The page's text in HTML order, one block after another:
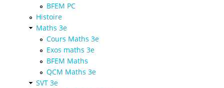
BFEM PC
Histoire
Maths 3e
Cours Maths 3e
Exos maths 3e
BFEM Maths
QCM Maths 3e
SVT 3e